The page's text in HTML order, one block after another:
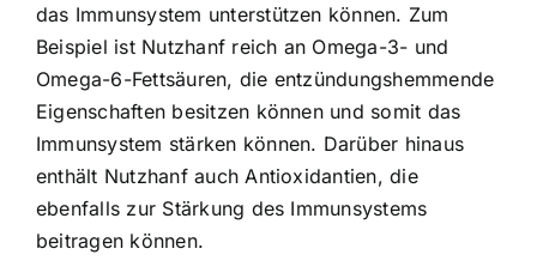
das Immunsystem unterstützen können. Zum
Beispiel ist Nutzhanf reich an Omega-3- und
Omega-6-Fettsäuren, die entzündungshemmende
Eigenschaften besitzen können und somit das
Immunsystem stärken können. Darüber hinaus
enthält Nutzhanf auch Antioxidantien, die
ebenfalls zur Stärkung des Immunsystems
beitragen können.